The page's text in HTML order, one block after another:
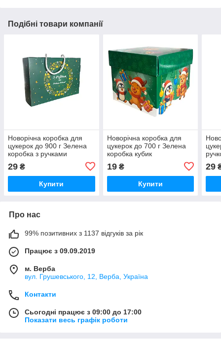
Подібні товари компанії
Новорічна коробка для
цукерок до 900 г Зелена
коробка з ручками
29 ₴
Купити
Новорічна коробка для
цукерок до 700 г Зелена
коробка кубик
19₴
Купити
29
Про нас
99% позитивних з 1137 відгуків за рік
Працює з 09.09.2019
м. Верба
вул. Грушевського, 12, Верба, Україна
Контакти
Сьогодні працює з 09:00 до 17:00
Показати весь графік роботи